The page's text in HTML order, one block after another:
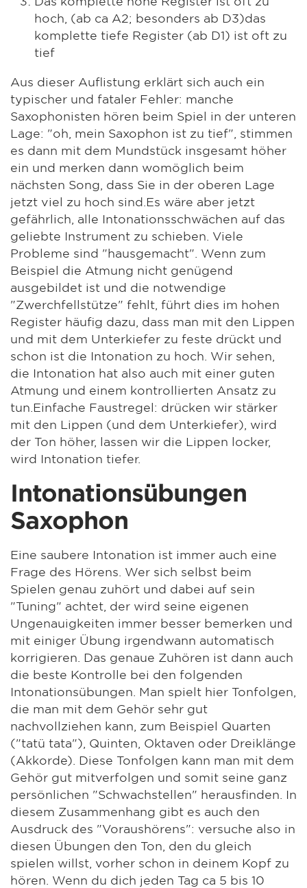
hoch, (ab ca A2; besonders ab D3)das
komplette tiefe Register (ab D1) ist oft zu
tief
Aus dieser Auflistung erklärt sich auch ein
typischer und fataler Fehler: manche
Saxophonisten hören beim Spiel in der unteren
Lage: "oh, mein Saxophon ist zu tief", stimmen
es dann mit dem Mundstück insgesamt höher
ein und merken dann womöglich beim
nächsten Song, dass Sie in der oberen Lage
jetzt viel zu hoch sind.Es wäre aber jetzt
gefährlich, alle Intonationsschwächen auf das
geliebte Instrument zu schieben. Viele
Probleme sind "hausgemacht". Wenn zum
Beispiel die Atmung nicht genügend
ausgebildet ist und die notwendige
"Zwerchfellstütze" fehlt, führt dies im hohen
Register häufig dazu, dass man mit den Lippen
und mit dem Unterkiefer zu feste drückt und
schon ist die Intonation zu hoch. Wir sehen,
die Intonation hat also auch mit einer guten
Atmung und einem kontrollierten Ansatz zu
tun.Einfache Faustregel: drücken wir stärker
mit den Lippen (und dem Unterkiefer), wird
der Ton höher, lassen wir die Lippen locker,
wird Intonation tiefer.
Intonationsübungen
Saxophon
Eine saubere Intonation ist immer auch eine
Frage des Hörens. Wer sich selbst beim
Spielen genau zuhört und dabei auf sein
"Tuning" achtet, der wird seine eigenen
Ungenauigkeiten immer besser bemerken und
mit einiger Übung irgendwann automatisch
korrigieren. Das genaue Zuhören ist dann auch
die beste Kontrolle bei den folgenden
Intonationsübungen. Man spielt hier Tonfolgen,
die man mit dem Gehör sehr gut
nachvollziehen kann, zum Beispiel Quarten
("tatü tata"), Quinten, Oktaven oder Dreiklänge
(Akkorde). Diese Tonfolgen kann man mit dem
Gehör gut mitverfolgen und somit seine ganz
persönlichen "Schwachstellen" herausfinden. In
diesem Zusammenhang gibt es auch den
Ausdruck des "Voraushörens": versuche also in
diesen Übungen den Ton, den du gleich
spielen willst, vorher schon in deinem Kopf zu
hören. Wenn du dich jeden Tag ca 5 bis 10